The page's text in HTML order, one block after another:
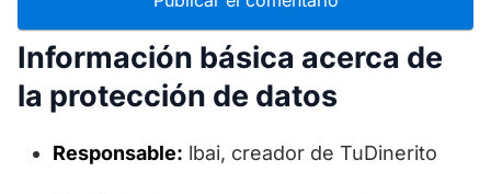
Información básica acerca de
la protección de datos
Responsable: lbai, creador de TuDinerito